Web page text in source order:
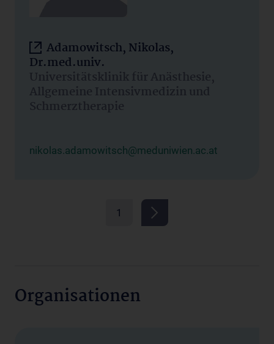
Adamowitsch, Nikolas,
Dr.med.univ.
Universitätsklinik für Anästhesie,
Allgemeine Intensivmedizin und
Schmerztherapie
nikolas.adamowitsch@meduniwien.ac.at
1
Organisationen